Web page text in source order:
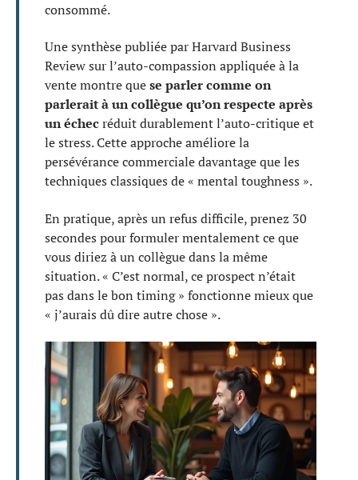
consommé.
Une synthèse publiée par Harvard Business
Review sur l’auto-compassion appliquée à la
vente montre quese parler comme on
parlerait à un collègue qu’on respecte après
un échecréduit durablement l’auto-critique et
le stress. Cette approche améliore la
persévérance commerciale davantage que les
techniques classiques de « mental toughness ».
En pratique, après un refus difficile, prenez 30
secondes pour formuler mentalement ce que
vous diriez à un collègue dans la même
situation. « C’est normal, ce prospect n’était
pas dans le bon timing » fonctionne mieux que
« j’aurais dû dire autre chose ».